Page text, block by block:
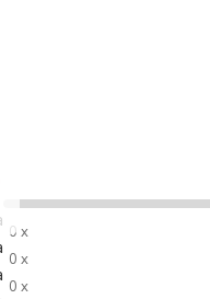
0 x
0 x
0 x